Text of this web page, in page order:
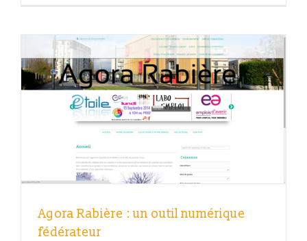
Agora Rabière : un outil numérique
fédérateur